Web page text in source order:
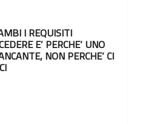
I REQUISITI
E’ PERCHE’ UNO
, NON PERCHE’ CI